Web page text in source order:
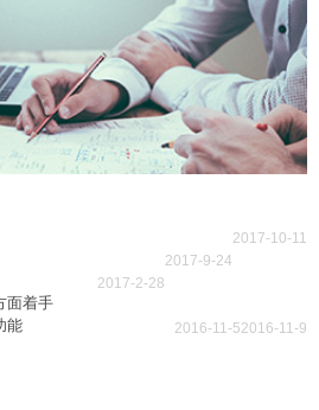
2017-10-11
2017-9-24
2017-2-28
面着手
2016-11-9
能 2016-11-5